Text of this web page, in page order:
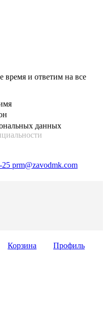
и ответим на все
данных
25 prm@zavodmk.com
Корзина Профиль